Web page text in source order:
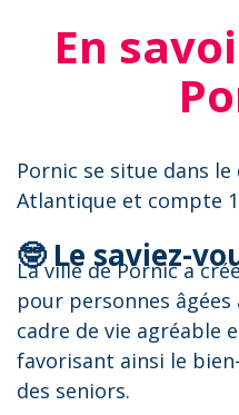
En
Pornic se situe dans
Atlantique et compte
🤓 Le saviez-
La ville de Pornic a
pour personnes
cadre de vie agréable
favorisant ainsi le
des seniors.